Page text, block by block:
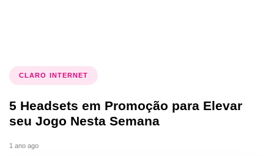
CLARO INTERNET
5 Headsets em Promoção para Elevar
seu Jogo Nesta Semana
1 ano ago